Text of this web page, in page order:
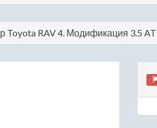
Toyota RAV 4. Модификация 3.5 AT